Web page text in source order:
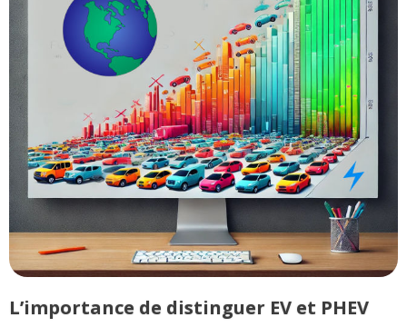
L’importance de distinguer EV et PHEV